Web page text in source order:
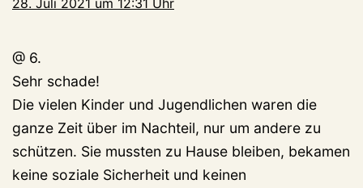
@ 6.
Sehr schade!
Die vielen Kinder und Jugendlichen waren die
ganze Zeit über im Nachteil, nur um andere zu
schützen. Sie mussten zu Hause bleiben, bekamen
keine soziale Sicherheit und keinen